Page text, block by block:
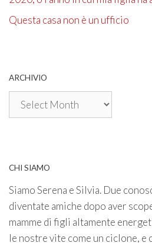
Questa casa non è un ufficio
ARCHIVIO
Archivio
CHI SIAMO
Siamo Serena e Silvia. Due
diventate amiche dopo aver
mamme di figli altamente
le nostre vite come un ciclone, e